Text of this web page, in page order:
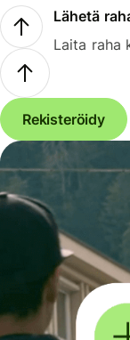
Lähetä
Laita raha
Rekisteröidy